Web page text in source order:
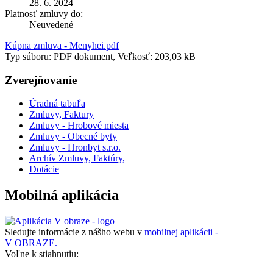
28. 6. 2024
Platnosť zmluvy do:
Neuvedené
Kúpna zmluva - Menyhei.pdf
Typ súboru: PDF dokument, Veľkosť: 203,03 kB
Zverejňovanie
Úradná tabuľa
Zmluvy, Faktury
Zmluvy - Hrobové miesta
Zmluvy - Obecné byty
Zmluvy - Hronbyt s.r.o.
Archív Zmluvy, Faktúry,
Dotácie
Mobilná aplikácia
Sledujte informácie z nášho webu v mobilnej aplikácii -
V OBRAZE.
Voľne k stiahnutiu: